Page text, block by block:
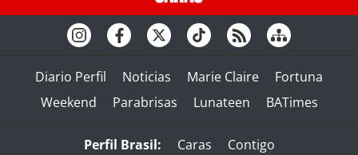
Diario Perfil Noticias Marie Claire
Fortuna
Weekend
Parabrisas Lunateen BATimes
Perfil Brasil: Caras
Contigo